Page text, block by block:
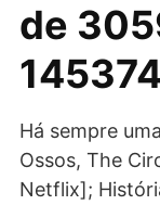
de
Há sempre
Ossos, The
Netflix];